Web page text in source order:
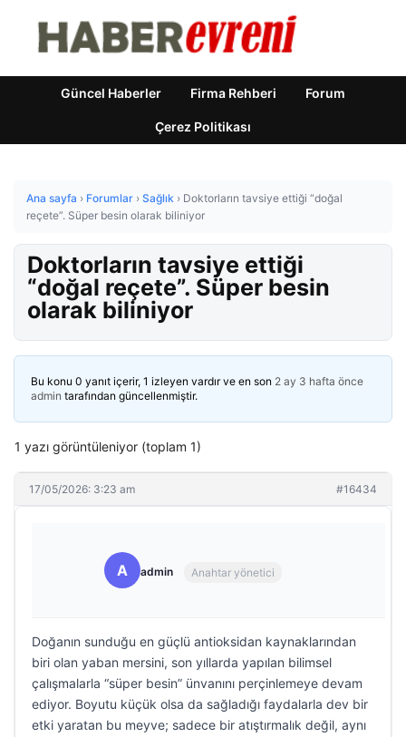
Güncel Haberler Firma Rehberi Forum
Çerez Politikası
Ana sayfa › Forumlar › Sağlık › Doktorların tavsiye ettiği “doğal
reçete”. Süper besin olarak biliniyor
Doktorların tavsiye ettiği
“doğal reçete”. Süper besin
olarak biliniyor
Bu konu 0 yanıt içerir, 1 izleyen vardır ve en son 2 ay 3 hafta önce
admin tarafından güncellenmiştir.
1 yazı görüntüleniyor (toplam 1)
17/05/2026: 3:23 am #16434
A admin Anahtar yönetici
Doğanın sunduğu en güçlü antioksidan kaynaklarından
biri olan yaban mersini, son yıllarda yapılan bilimsel
çalışmalarla “süper besin” ünvanını perçinlemeye devam
ediyor. Boyutu küçük olsa da sağladığı faydalarla dev bir
etki yaratan bu meyve; sadece bir atıştırmalık değil, aynı